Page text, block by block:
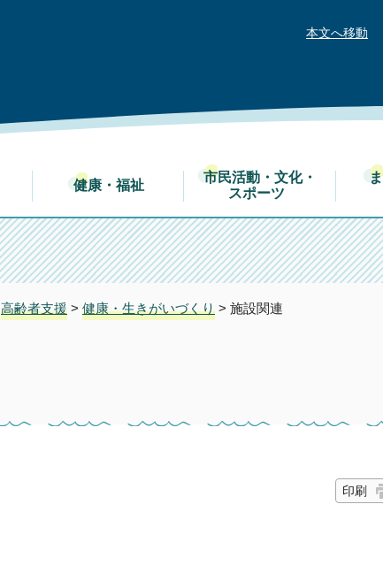
本文へ移動
健康・福祉
市民活動・文化・
スポーツ
高齢者支援 > 健康・生きがいづくり > 施設関連
印刷